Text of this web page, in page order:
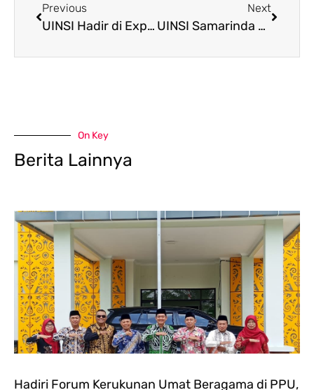
Previous
UINSI Hadir di Expo Campus di MAN 2 Samarinda, Sosialisasi Interaktif dan Konsultasi Bersama Duta Kampus Tarik Minat Ratusan Siswa
Next
UINSI Samarinda Buka Usulan Kenaikan Pangkat PNS untuk Periode Maret 2026
On Key
Berita Lainnya
Hadiri Forum Kerukunan Umat Beragama di PPU,